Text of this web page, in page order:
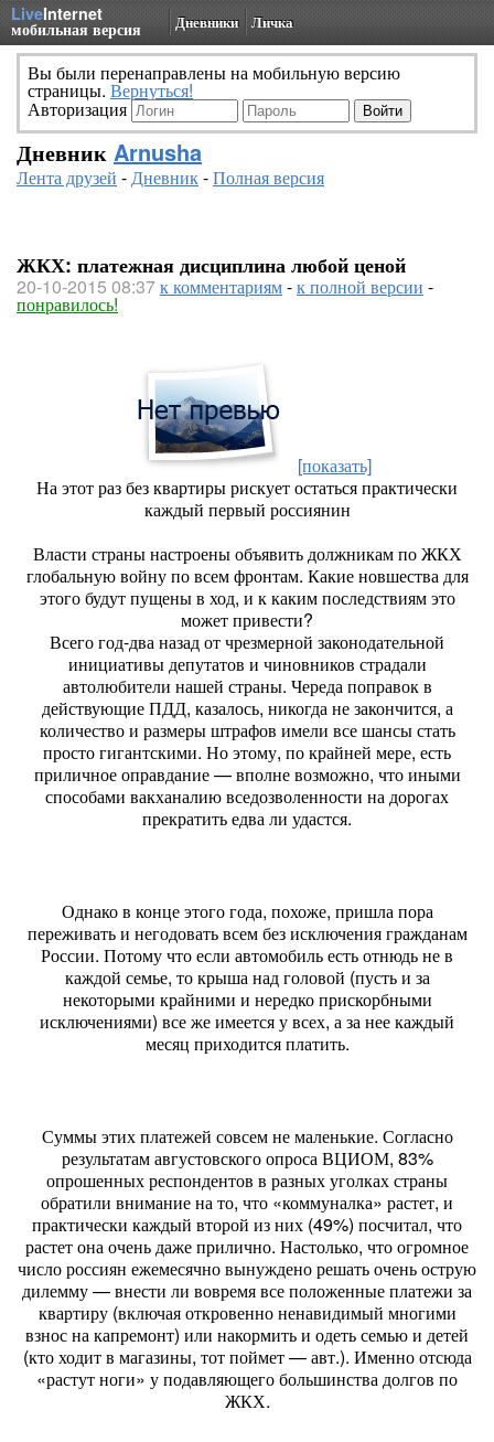
LiveInternet
мобильная версия Дневники Личка
Вы были перенаправлены на мобильную версию
страницы. Вернуться!
Авторизация
Дневник Arnusha
Лента друзей -Дневник-Полная версия
ЖКХ: платежная дисциплина любой ценой
20-10-2015 08:37к комментариям-к полной версии -
понравилось!
[показать]
На этот раз без квартиры рискует остаться практически
каждый первый россиянин
Власти страны настроены объявить должникам по ЖКХ
глобальную войну по всем фронтам. Какие новшества для
этого будут пущены в ход, и к каким последствиям это
может привести?
Всего год-два назад от чрезмерной законодательной
инициативы депутатов и чиновников страдали
автолюбители нашей страны. Череда поправок в
действующие ПДД, казалось, никогда не закончится, а
количество и размеры штрафов имели все шансы стать
просто гигантскими. Но этому, по крайней мере, есть
приличное оправдание — вполне возможно, что иными
способами вакханалию вседозволенности на дорогах
прекратить едва ли удастся.
Однако в конце этого года, похоже, пришла пора
переживать и негодовать всем без исключения гражданам
России. Потому что если автомобиль есть отнюдь не в
каждой семье, то крыша над головой (пусть и за
некоторыми крайними и нередко прискорбными
исключениями) все же имеется у всех, а за нее каждый
месяц приходится платить.
Суммы этих платежей совсем не маленькие. Согласно
результатам августовского опроса ВЦИОМ, 83%
опрошенных респондентов в разных уголках страны
обратили внимание на то, что «коммуналка» растет, и
практически каждый второй из них (49%) посчитал, что
растет она очень даже прилично. Настолько, что огромное
число россиян ежемесячно вынуждено решать очень острую
дилемму — внести ли вовремя все положенные платежи за
квартиру (включая откровенно ненавидимый многими
взнос на капремонт) или накормить и одеть семью и детей
(кто ходит в магазины, тот поймет — авт.). Именно отсюда
«растут ноги» у подавляющего большинства долгов по
ЖКХ.